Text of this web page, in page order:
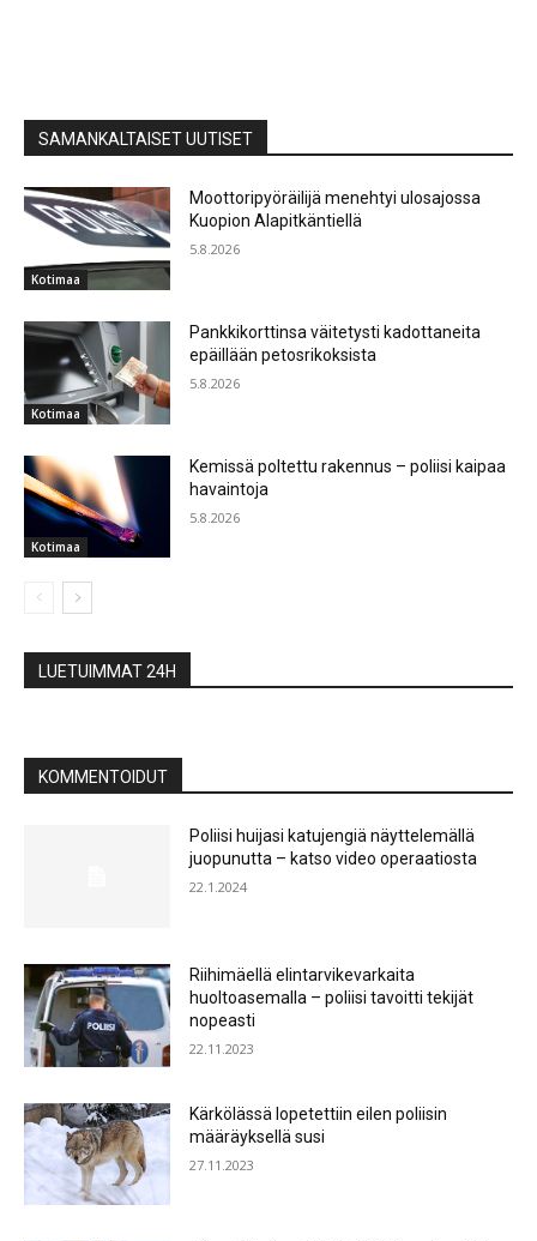
SAMANKALTAISET UUTISET
Kotimaa
Moottoripyöräilijä menehtyi ulosajossa
Kuopion Alapitkäntiellä
5.8.2026
Kotimaa
Pankkikorttinsa väitetysti kadottaneita
epäillään petosrikoksista
5.8.2026
Kotimaa
Kemissä poltettu rakennus – poliisi kaipaa
havaintoja
5.8.2026
LUETUIMMAT 24H
KOMMENTOIDUT
Poliisi huijasi katujengiä näyttelemällä
juopunutta – katso video operaatiosta
22.1.2024
Riihimäellä elintarvikevarkaita
huoltoasemalla – poliisi tavoitti tekijät
nopeasti
22.11.2023
Kärkölässä lopetettiin eilen poliisin
määräyksellä susi
27.11.2023